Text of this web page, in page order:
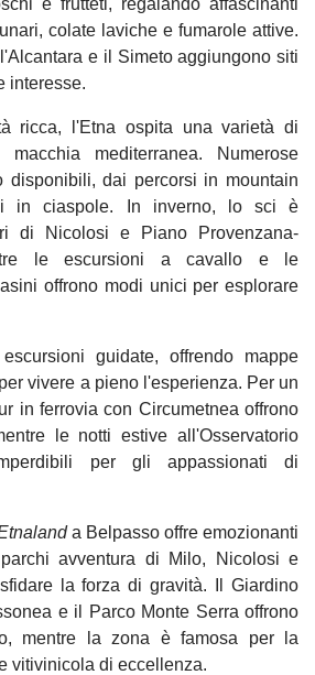
colate laviche e fumarole attive.
e il Simeto aggiungono siti
interesse.
ricca, l'Etna ospita una varietà di
mediterranea. Numerose
disponibili, dai percorsi in mountain
in ciaspole. In inverno, lo sci è
di Nicolosi e Piano Provenzana-
le escursioni a cavallo e le
offrono modi unici per esplorare
guidate, offrendo mappe
vivere a pieno l'esperienza. Per un
in ferrovia con Circumetnea offrono
le notti estive all'Osservatorio
per gli appassionati di
a Belpasso offre emozionanti
avventura di Milo, Nicolosi e
la forza di gravità. Il Giardino
e il Parco Monte Serra offrono
mentre la zona è famosa per la
vitivinicola di eccellenza.